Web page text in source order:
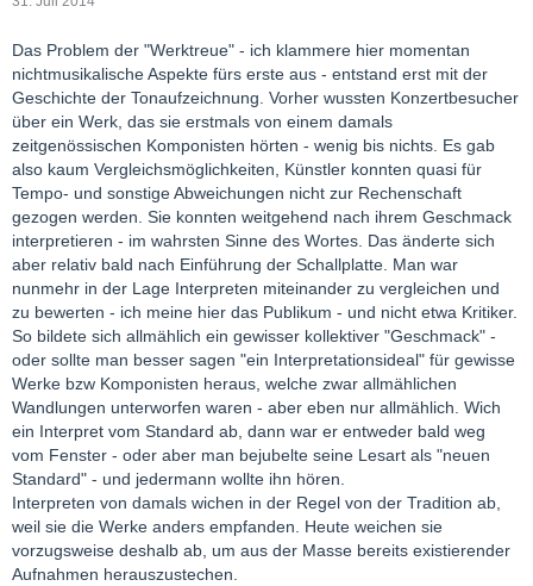
Das Problem der "Werktreue" - ich klammere hier momentan
nichtmusikalische Aspekte fürs erste aus - entstand erst mit der
Geschichte der Tonaufzeichnung. Vorher wussten Konzertbesucher
über ein Werk, das sie erstmals von einem damals
zeitgenössischen Komponisten hörten - wenig bis nichts. Es gab
also kaum Vergleichsmöglichkeiten, Künstler konnten quasi für
Tempo- und sonstige Abweichungen nicht zur Rechenschaft
gezogen werden. Sie konnten weitgehend nach ihrem Geschmack
interpretieren - im wahrsten Sinne des Wortes. Das änderte sich
aber relativ bald nach Einführung der Schallplatte. Man war
nunmehr in der Lage Interpreten miteinander zu vergleichen und
zu bewerten - ich meine hier das Publikum - und nicht etwa Kritiker.
So bildete sich allmählich ein gewisser kollektiver "Geschmack" -
oder sollte man besser sagen "ein Interpretationsideal" für gewisse
Werke bzw Komponisten heraus, welche zwar allmählichen
Wandlungen unterworfen waren - aber eben nur allmählich. Wich
ein Interpret vom Standard ab, dann war er entweder bald weg
vom Fenster - oder aber man bejubelte seine Lesart als "neuen
Standard" - und jedermann wollte ihn hören.
Interpreten von damals wichen in der Regel von der Tradition ab,
weil sie die Werke anders empfanden. Heute weichen sie
vorzugsweise deshalb ab, um aus der Masse bereits existierender
Aufnahmen herauszustechen.